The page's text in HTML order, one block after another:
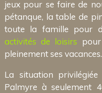
jeux pour se faire de
pétanque, la table de
toute la famille pour
activités de loisirs
pleinement ses vacances.
La situation
Palmyre à seulement